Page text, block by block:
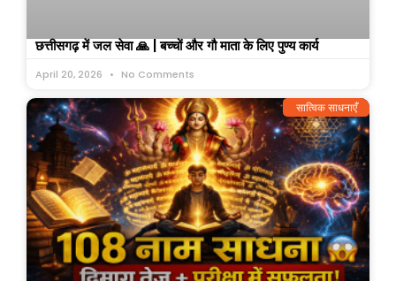
छत्तीसगढ़ में जल सेवा 🙏 | बच्चों और गौ माता के लिए पुण्य कार्य
April 20, 2026 No Comments
सात्विक साधनाएँ